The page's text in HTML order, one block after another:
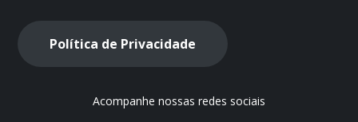
Política de Privacidade
Acompanhe nossas redes sociais